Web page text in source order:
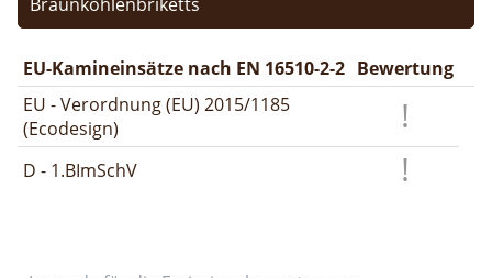
EU-Kamineinsätze nach EN 16510-2-2 Bewertung
EU - Verordnung (EU) 2015/1185
(Ecodesign)
D - 1.BImSchV